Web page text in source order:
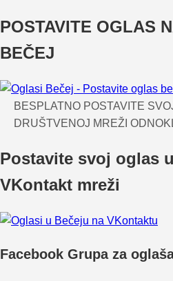
POSTAVITE OGLAS
BEČEJ
BESPLATNO POSTAVITE
DRUŠTVENOJ MREŽI
Postavite svoj oglas
VKontakt mreži
Facebook Grupa za